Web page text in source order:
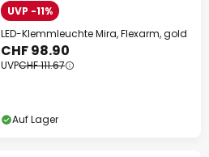
UVP -11%
LED-Klemmleuchte Mira, Flexarm, gold
CHF 98.90
UVPCHF 111.67
Auf Lager